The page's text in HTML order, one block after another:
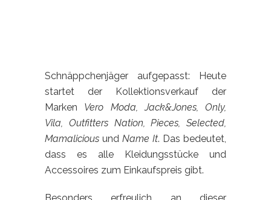
Schnäppchenjäger aufgepasst: Heute
startet der Kollektionsverkauf der
Marken Vero Moda, Jack&Jones, Only,
Vila, Outfitters Nation, Pieces, Selected,
Mamalicious und Name It. Das bedeutet,
dass es alle Kleidungsstücke und
Accessoires zum Einkaufspreis gibt.